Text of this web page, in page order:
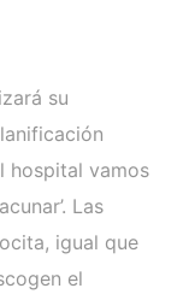
su
hospital vamos
Las
igual que
el